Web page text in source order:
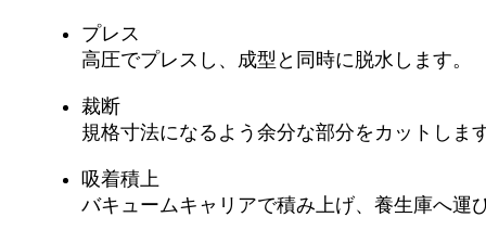
プレス
高圧でプレスし、成型と同時に脱水します。
裁断
規格寸法になるよう余分な部分をカットしま
吸着積上
バキュームキャリアで積み上げ、養生庫へ運